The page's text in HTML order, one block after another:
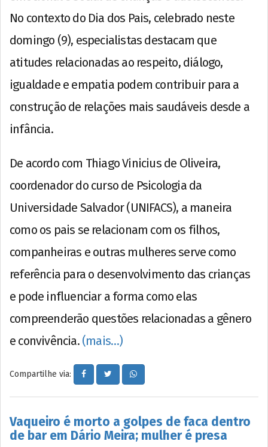
No contexto do Dia dos Pais, celebrado neste
domingo (9), especialistas destacam que
atitudes relacionadas ao respeito, diálogo,
igualdade e empatia podem contribuir para a
construção de relações mais saudáveis desde a
infância.
De acordo com Thiago Vinicius de Oliveira,
coordenador do curso de Psicologia da
Universidade Salvador (UNIFACS), a maneira
como os pais se relacionam com os filhos,
companheiras e outras mulheres serve como
referência para o desenvolvimento das crianças
e pode influenciar a forma como elas
compreenderão questões relacionadas a gênero
e convivência. (mais…)
Compartilhe via:
Vaqueiro é morto a golpes de faca dentro
de bar em Dário Meira; mulher é presa